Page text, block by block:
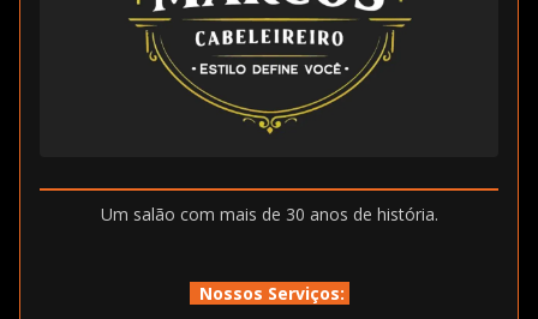
Um salão com mais de 30 anos de história.
Nossos Serviços: